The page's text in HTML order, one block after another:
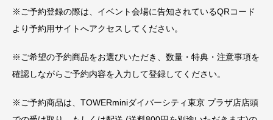
※ご予約登録の際は、イベント会場に告知されているQRコード
より予約用サイトへアクセスしてください。
※ご希望の予約商品をお選びいただき、数量・特典・注意事項を
確認しながらご予約内容を入力して登録してください。
※ご予約商品は、TOWERminiダイバーシティ東京 プラザ店店頭